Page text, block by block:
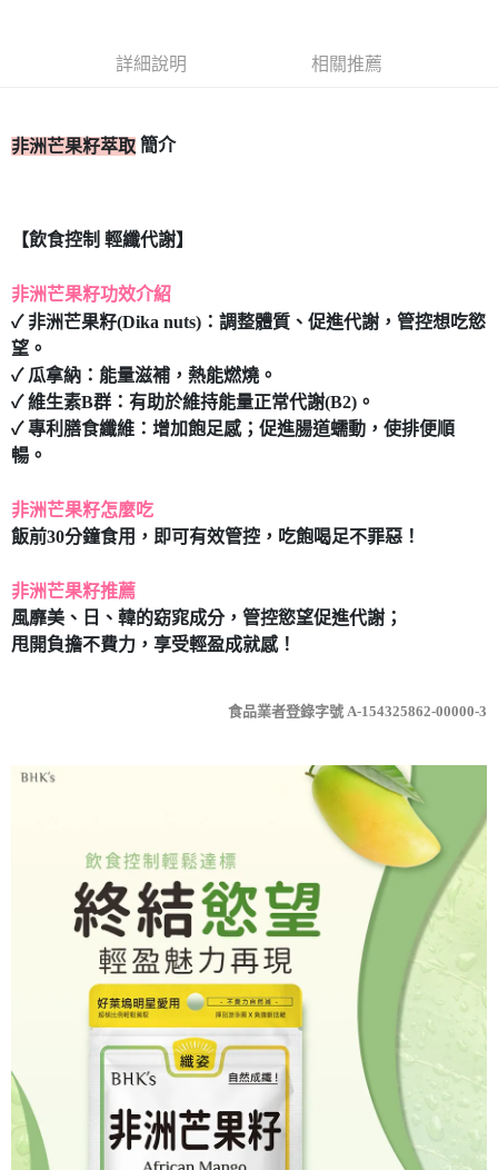
每筆NT$80，滿NT$399(含以上)免運費
每筆NT$80，滿NT$490(含以上)免運費
每筆NT$80，滿NT$490(含以上)免運費
宅配
每筆NT$80，滿NT$490(含以上)免運費
詳細說明 相關推薦
非洲芒果籽萃取 簡介
【飲食控制 輕纖代謝】
非洲芒果籽功效介紹
✓ 非洲芒果籽(Dika nuts)：調整體質、促進代謝，管控想吃慾
望。
✓ 瓜拿納：能量滋補，熱能燃燒。
✓ 維生素B群：有助於維持能量正常代謝(B2)。
✓ 專利膳食纖維：增加飽足感；促進腸道蠕動，使排便順
暢。
非洲芒果籽怎麼吃
飯前30分鐘食用，即可有效管控，吃飽喝足不罪惡！
非洲芒果籽推薦
風靡美、日、韓的窈窕成分，管控慾望促進代謝；
甩開負擔不費力，享受輕盈成就感！
食品業者登錄字號 A-154325862-00000-3